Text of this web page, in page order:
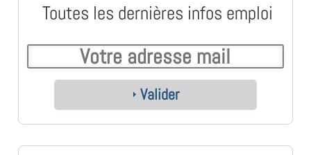
Toutes les dernières infos emploi
Valider